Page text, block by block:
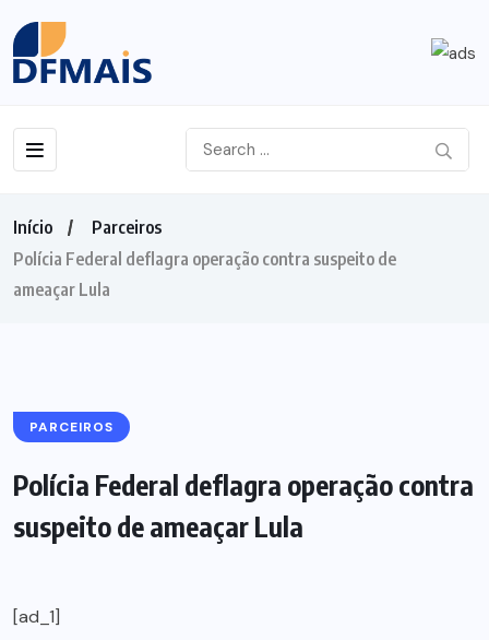
Início
Parceiros
Polícia Federal deflagra operação contra suspeito de
ameaçar Lula
PARCEIROS
Polícia Federal deflagra operação contra
suspeito de ameaçar Lula
[ad_1]